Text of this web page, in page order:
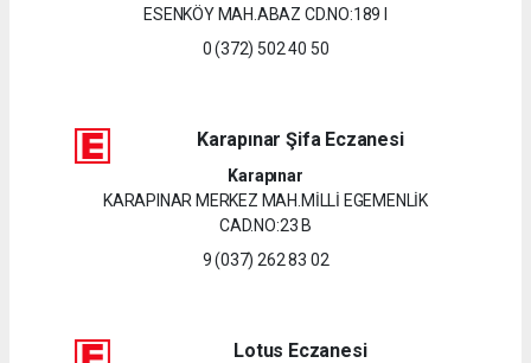
ESENKÖY MAH.ABAZ CD.NO:189 I
0 (372) 502 40 50
Karapınar Şifa Eczanesi
Karapınar
KARAPINAR MERKEZ MAH.MİLLİ EGEMENLİK
CAD.NO:23 B
9 (037) 262 83 02
Lotus Eczanesi